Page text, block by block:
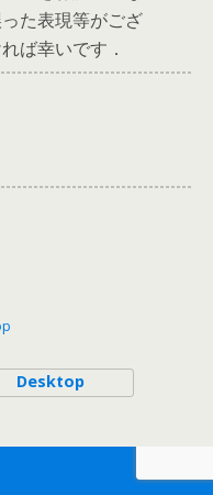
た表現等がござ
ば幸いです．
Desktop